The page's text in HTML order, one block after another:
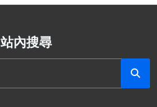
站內搜尋